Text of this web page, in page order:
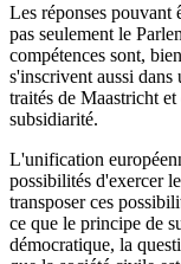
Les réponses pouvant
pas seulement le
compétences sont,
s'inscrivent aussi dans
traités de Maastricht
subsidiarité.
L'unification
possibilités d'exercer
transposer ces
ce que le principe de
démocratique, la